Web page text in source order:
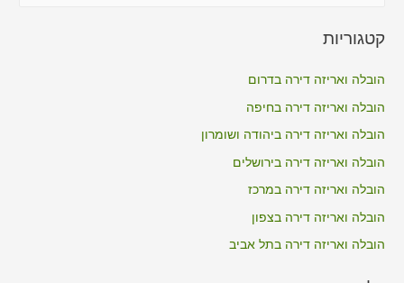
r
o
r
:
קטגוריות
הובלה ואריזה דירה בדרום
הובלה ואריזה דירה בחיפה
הובלה ואריזה דירה ביהודה ושומרון
הובלה ואריזה דירה בירושלים
הובלה ואריזה דירה במרכז
הובלה ואריזה דירה בצפון
הובלה ואריזה דירה בתל אביב